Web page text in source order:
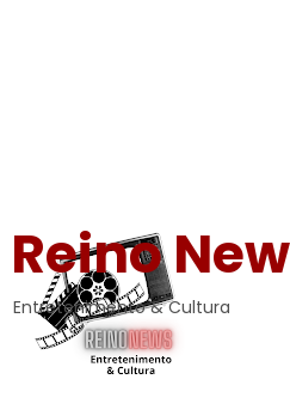
Reino
Entretenimento & Cultura